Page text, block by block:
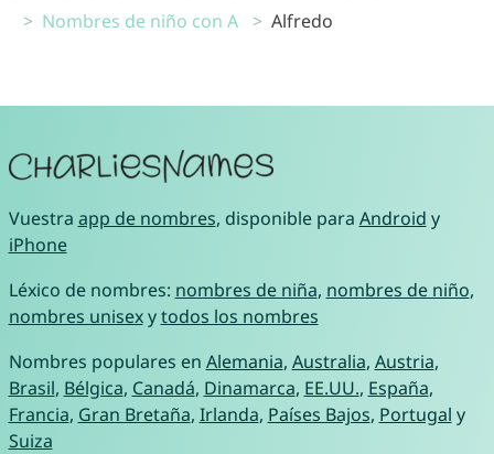
Nombres de niño con A
Alfredo
Vuestra app de nombres, disponible para Android y
iPhone
Léxico de nombres: nombres de niña, nombres de niño,
nombres unisexytodos los nombres
Nombres populares en Alemania, Australia, Austria,
Brasil, Bélgica, Canadá, Dinamarca, EE.UU., España,
Francia, Gran Bretaña, Irlanda, Países Bajos, Portugal y
Suiza